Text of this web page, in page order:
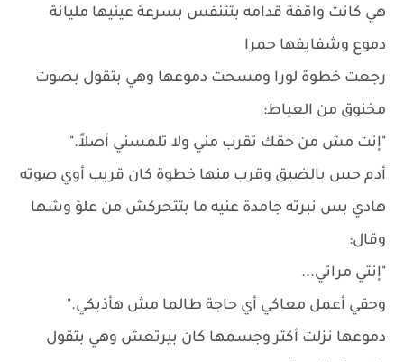
هي كانت واقفة قدامه بتتنفس بسرعة عينيها مليانة
دموع وشفايفها حمرا
رجعت خطوة لورا ومسحت دموعها وهي بتقول بصوت
مخنوق من العياط:
"إنت مش من حقك تقرب مني ولا تلمسني أصلاً."
أدم حس بالضيق وقرب منها خطوة كان قريب أوي صوته
هادي بس نبرته جامدة عنيه ما بتتحركش من علؤ وشها
وقال:
"إنتي مراتي...
وحقي أعمل معاكي أي حاجة طالما مش هأذيكي."
دموعها نزلت أكتر وجسمها كان بيرتعش وهي بتقول